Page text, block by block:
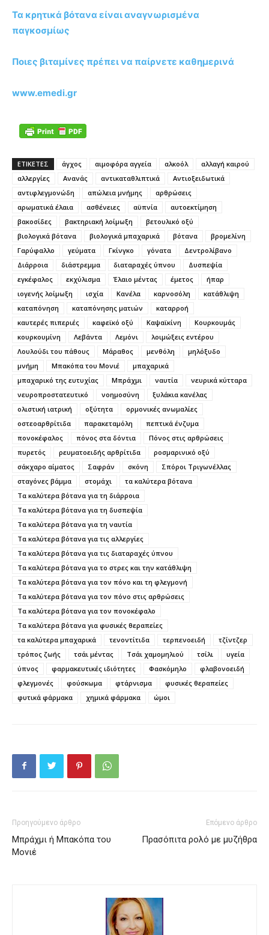
Τα κρητικά βότανα είναι αναγνωρισμένα
παγκοσμίως
Ποιες βιταμίνες πρέπει να παίρνετε καθημερινά
www.emedi.gr
ΕΤΙΚΕΤΕΣ άγχος αιμοφόρα αγγεία αλκοόλ
αλλαγή καιρού
αλλεργίες
Ανανάς αντικαταθλιπτικά
Αντιοξειδωτικά
αντιφλεγμονώδη
απώλεια μνήμης
αρθρώσεις
αρωματικά έλαια
ασθένειες αϋπνία
αυτοεκτίμηση
βακοσίδες
βακτηριακή λοίμωξη
βετουλικό οξύ
βιολογικά βότανα
βιολογικά μπαχαρικά βότανα
βρομελίνη
Γαρύφαλλο
γεύματα Γκίνγκο γόνατα
Δεντρολίβανο
Διάρροια
διάστρεμμα διαταραχές ύπνου
Δυσπεψία
εγκέφαλος
εκχύλισμα Έλαιο μέντας έμετος
ήπαρ
ιογενής λοίμωξη
ισχία Κανέλα καρνοσόλη
κατάθλιψη
καταπόνηση
καταπόνησης ματιών
καταρροή
καυτερές πιπεριές
καφεϊκό οξύ Καψαϊκίνη
Κουρκουμάς
κουρκουμίνη
Λεβάντα Λεμόνι
λοιμώξεις εντέρου
Λουλούδι του πάθους
Μάραθος μενθόλη
μηλόξυδο
μνήμη
Μπακόπα του Μονιέ
μπαχαρικά
μπαχαρικό της ευτυχίας
Μπράχμι ναυτία
νευρικά κύτταρα
νευροπροστατευτικό
νοημοσύνη
ξυλάκια κανέλας
ολιστική ιατρική
οξύτητα
ορμονικές ανωμαλίες
οστεοαρθρίτιδα
παρακεταμόλη
πεπτικά ένζυμα
πονοκέφαλος
πόνος στα δόντια
Πόνος στις αρθρώσεις
πυρετός
ρευματοειδής αρθρίτιδα
ροσμαρινικό οξύ
σάκχαρο αίματος
Σαφράν σκόνη
Σπόροι Τριγωνέλλας
σταγόνες βάμμα
στομάχι
τα καλύτερα βότανα
Τα καλύτερα βότανα για τη διάρροια
Τα καλύτερα βότανα για τη δυσπεψία
Τα καλύτερα βότανα για τη ναυτία
Τα καλύτερα βότανα για τις αλλεργίες
Τα καλύτερα βότανα για τις διαταραχές ύπνου
Τα καλύτερα βότανα για το στρες και την κατάθλιψη
Τα καλύτερα βότανα για τον πόνο και τη φλεγμονή
Τα καλύτερα βότανα για τον πόνο στις αρθρώσεις
Τα καλύτερα βότανα για τον πονοκέφαλο
Τα καλύτερα βότανα για φυσικές θεραπείες
τα καλύτερα μπαχαρικά
τενοντίτιδα τερπενοειδή
τζίντζερ
τρόπος ζωής
τσάι μέντας Τσάι χαμομηλιού τσίλι
υγεία
ύπνος
φαρμακευτικές ιδιότητες Φασκόμηλο
φλαβονοειδή
φλεγμονές
φούσκωμα φτάρνισμα
φυσικές θεραπείες
φυτικά φάρμακα
χημικά φάρμακα ώμοι
Προηγούμενο άρθρο
Μπράχμι ή Μπακόπα του
Μονιέ
Επόμενο άρθρο
Πρασόπιτα ρολό με μυζήθρα